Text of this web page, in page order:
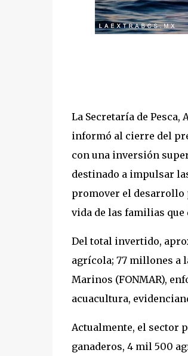
La Secretaría de Pesca,
informó al cierre del
con una inversión
destinado a impulsar
promover el desarrollo
vida de las familias que
Del total invertido,
agrícola; 77 millones a
Marinos (FONMAR),
acuacultura,
Actualmente, el sector
ganaderos, 4 mil 500